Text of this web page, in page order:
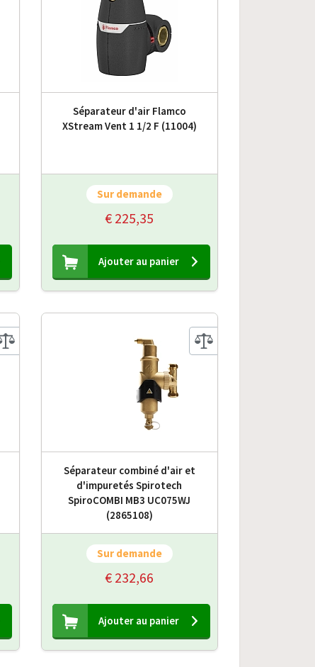
Séparateur d'air Flamco
XStream Vent 1 1/2 F (11004)
Sur demande
€ 225,35
Ajouter au panier
Séparateur combiné d'air et
d'impuretés Spirotech
SpiroCOMBI MB3 UC075WJ
(2865108)
Sur demande
€ 232,66
Ajouter au panier